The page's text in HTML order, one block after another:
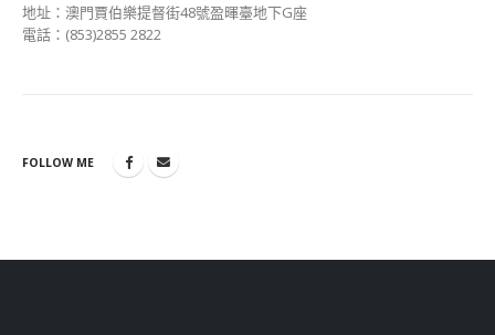
地址：澳門賈伯樂提督街48號盈暉臺地下G座
電話：(853)2855 2822
FOLLOW ME